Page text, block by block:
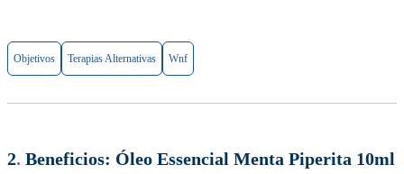
Objetivos Terapias Alternativas Wnf
2. Beneficios: Óleo Essencial Menta Piperita 10ml